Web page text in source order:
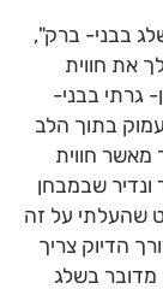
בבני- ברק",
את חווית
גם לי (שהייתי אז בן 28, וכן- גרתי בבני-
בתוך הלב
מאשר חווית
ונדיר שבמבחן
שהעלתי על זה
הדיוק צריך
1950 שאז היה מדובר בשלג